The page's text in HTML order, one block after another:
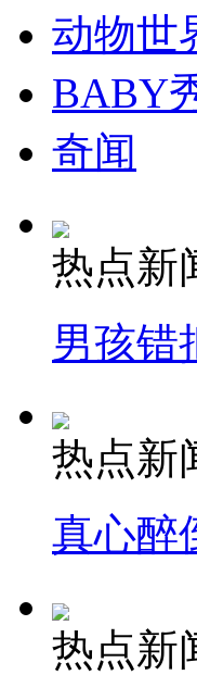
司机酒驾遇交警 急
动物世
BABY
奇闻
热点新
男孩错
热点新
真心醉
热点新